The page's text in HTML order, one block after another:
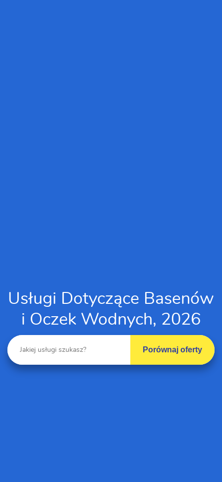
Usługi Dotyczące Basenów
i Oczek Wodnych, 2026
Porównaj oferty